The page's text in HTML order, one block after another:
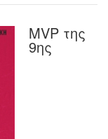
MVP της
9ης